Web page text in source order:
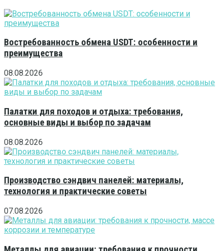
Востребованность обмена USDT: особенности и
преимущества
08.08.2026
Палатки для походов и отдыха: требования,
основные виды и выбор по задачам
08.08.2026
Производство сэндвич панелей: материалы,
технология и практические советы
07.08.2026